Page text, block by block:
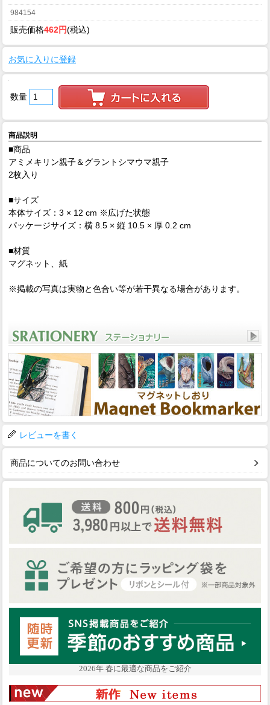
984154
販売価格462円(税込)
お気に入りに登録
数量
商品説明
■商品
アミメキリン親子＆グラントシマウマ親子
2枚入り
■サイズ
本体サイズ：3 × 12 cm ※広げた状態
パッケージサイズ：横 8.5 × 縦 10.5 × 厚 0.2 cm
■材質
マグネット、紙
※掲載の写真は実物と色合い等が若干異なる場合があります。
レビューを書く
商品についてのお問い合わせ